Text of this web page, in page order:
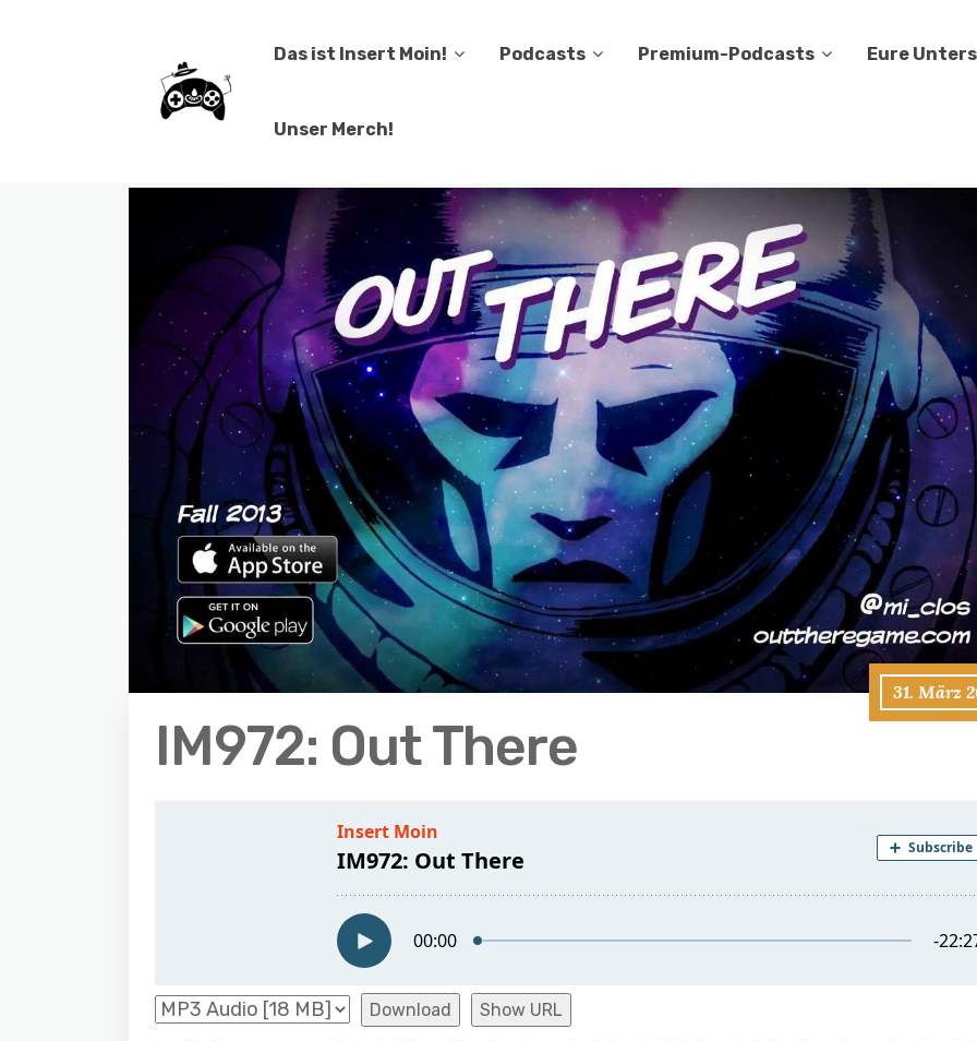
Das ist Insert Moin! Podcasts Premium-Podcasts Eure
Unser Merch!
31. März
IM972: Out There
Download Show URL